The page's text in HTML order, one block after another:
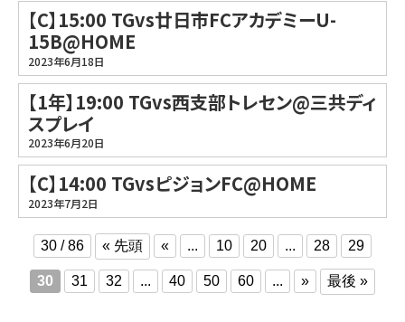
【C】15:00 TGvs廿日市FCアカデミーU-
15B@HOME
2023年6月18日
【1年】19:00 TGvs西支部トレセン@三共ディ
スプレイ
2023年6月20日
【C】14:00 TGvsピジョンFC@HOME
2023年7月2日
30 / 86 « 先頭 « ... 10 20 ... 28 29
30 31 32 ... 40 50 60 ... » 最後 »